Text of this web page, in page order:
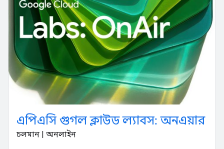
এপিএসি গুগল ক্লাউড ল্যাবস: অনএয়ার
চলমান | অনলাইন